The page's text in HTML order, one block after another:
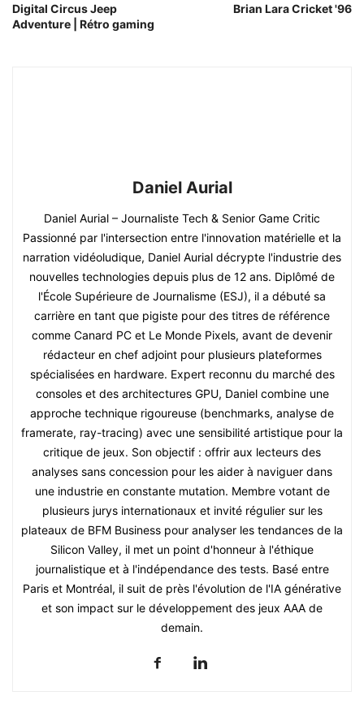
Digital Circus Jeep
Adventure | Rétro gaming
Brian Lara Cricket '96
Daniel Aurial
Daniel Aurial – Journaliste Tech & Senior Game Critic
Passionné par l'intersection entre l'innovation matérielle et la
narration vidéoludique, Daniel Aurial décrypte l'industrie des
nouvelles technologies depuis plus de 12 ans. Diplômé de
l'École Supérieure de Journalisme (ESJ), il a débuté sa
carrière en tant que pigiste pour des titres de référence
comme Canard PC et Le Monde Pixels, avant de devenir
rédacteur en chef adjoint pour plusieurs plateformes
spécialisées en hardware. Expert reconnu du marché des
consoles et des architectures GPU, Daniel combine une
approche technique rigoureuse (benchmarks, analyse de
framerate, ray-tracing) avec une sensibilité artistique pour la
critique de jeux. Son objectif : offrir aux lecteurs des
analyses sans concession pour les aider à naviguer dans
une industrie en constante mutation. Membre votant de
plusieurs jurys internationaux et invité régulier sur les
plateaux de BFM Business pour analyser les tendances de la
Silicon Valley, il met un point d'honneur à l'éthique
journalistique et à l'indépendance des tests. Basé entre
Paris et Montréal, il suit de près l'évolution de l'IA générative
et son impact sur le développement des jeux AAA de
demain.